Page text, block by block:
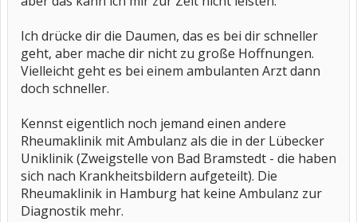
Ich drücke dir die Daumen, das es bei dir schneller
geht, aber mache dir nicht zu große Hoffnungen.
Vielleicht geht es bei einem ambulanten Arzt dann
doch schneller.
Kennst eigentlich noch jemand einen andere
Rheumaklinik mit Ambulanz als die in der Lübecker
Uniklinik (Zweigstelle von Bad Bramstedt - die haben
sich nach Krankheitsbildern aufgeteilt). Die
Rheumaklinik in Hamburg hat keine Ambulanz zur
Diagnostik mehr.